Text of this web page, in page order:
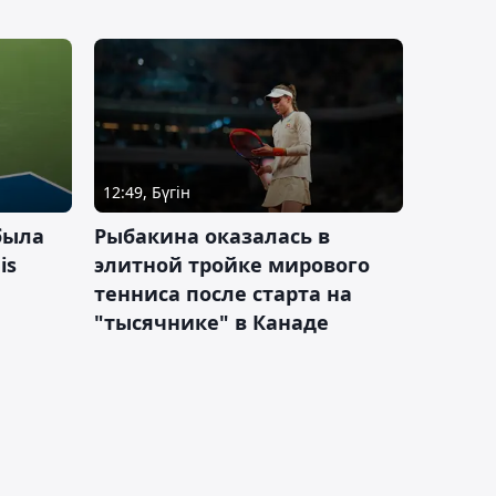
12:49, Бүгін
Рыбакина оказалась в
элитной тройке мирового
тенниса после старта на
"тысячнике" в Канаде